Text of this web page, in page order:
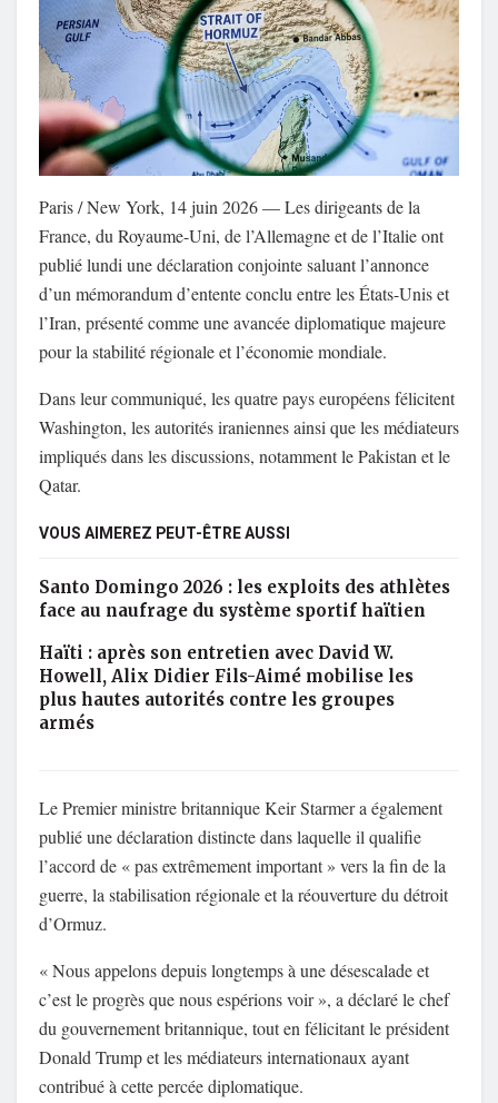
Paris / New York, 14 juin 2026 — Les dirigeants de la
France, du Royaume-Uni, de l’Allemagne et de l’Italie ont
publié lundi une déclaration conjointe saluant l’annonce
d’un mémorandum d’entente conclu entre les États-Unis et
l’Iran, présenté comme une avancée diplomatique majeure
pour la stabilité régionale et l’économie mondiale.
Dans leur communiqué, les quatre pays européens félicitent
Washington, les autorités iraniennes ainsi que les médiateurs
impliqués dans les discussions, notamment le Pakistan et le
Qatar.
VOUS AIMEREZ PEUT-ÊTRE AUSSI
Santo Domingo 2026 : les exploits des athlètes
face au naufrage du système sportif haïtien
Haïti : après son entretien avec David W.
Howell, Alix Didier Fils-Aimé mobilise les
plus hautes autorités contre les groupes
armés
Le Premier ministre britannique Keir Starmer a également
publié une déclaration distincte dans laquelle il qualifie
l’accord de « pas extrêmement important » vers la fin de la
guerre, la stabilisation régionale et la réouverture du détroit
d’Ormuz.
« Nous appelons depuis longtemps à une désescalade et
c’est le progrès que nous espérions voir », a déclaré le chef
du gouvernement britannique, tout en félicitant le président
Donald Trump et les médiateurs internationaux ayant
contribué à cette percée diplomatique.